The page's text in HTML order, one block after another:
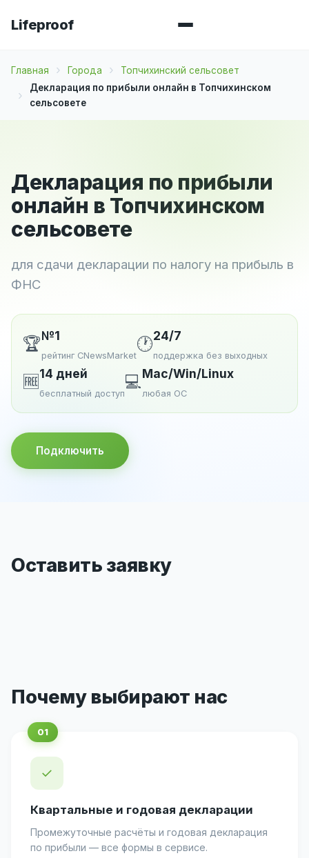
Lifeproof
Главная Города
Топчихинский сельсовет
Декларация по прибыли онлайн в Топчихинском
сельсовете
Декларация по прибыли
онлайн в Топчихинском
сельсовете
для сдачи декларации по налогу на прибыль в
ФНС
🏆№1
рейтинг CNewsMarket
🕐24/7
поддержка без выходных
🆓14 дней
бесплатный доступ
💻Mac/Win/Linux
любая ОС
Подключить
Оставить заявку
Почему выбирают нас
✓
Квартальные и годовая декларации
Промежуточные расчёты и годовая декларация
по прибыли — все формы в сервисе.